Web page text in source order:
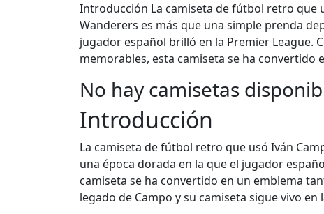
Introducción La camiseta de fútbol retro que
Wanderers es más que una simple prenda
jugador español brilló en la Premier League.
memorables, esta camiseta se ha convertido
No hay camisetas
Introducción
La camiseta de fútbol retro que usó Iván
una época dorada en la que el jugador
camiseta se ha convertido en un emblema
legado de Campo y su camiseta sigue vivo